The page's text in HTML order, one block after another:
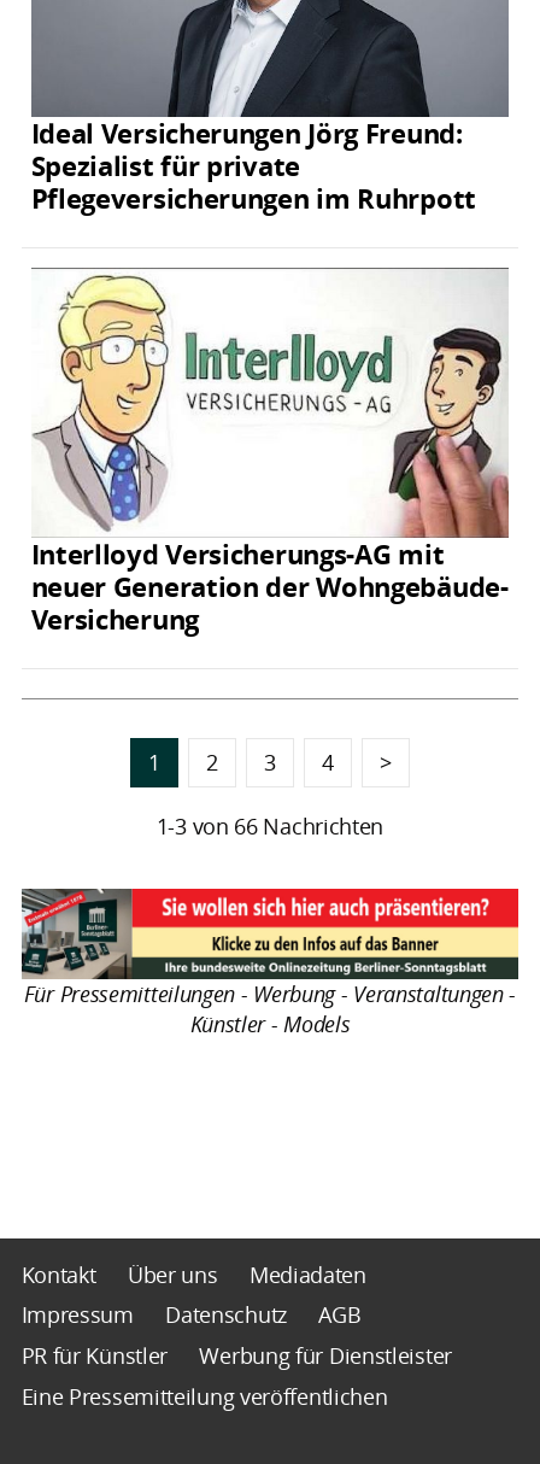
Ideal Versicherungen Jörg Freund:
Spezialist für private
Pflegeversicherungen im Ruhrpott
Interlloyd Versicherungs-AG mit
neuer Generation der Wohngebäude-
Versicherung
1 2 3 4 >
1-3 von 66 Nachrichten
Für Pressemitteilungen - Werbung - Veranstaltungen -
Künstler - Models
Kontakt Über uns
Mediadaten
Impressum
Datenschutz
AGB
PR für Künstler
Werbung für Dienstleister
Eine Pressemitteilung veröffentlichen